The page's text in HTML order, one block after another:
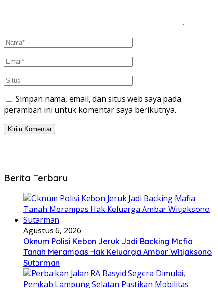
Simpan nama, email, dan situs web saya pada
peramban ini untuk komentar saya berikutnya.
Berita Terbaru
Agustus 6, 2026
Oknum Polisi Kebon Jeruk Jadi Backing Mafia
Tanah Merampas Hak Keluarga Ambar Witjaksono
Sutarman